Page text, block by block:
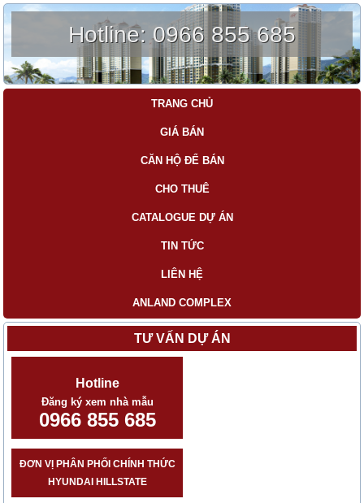
Hotline:0966 855 685
TRANG CHỦ
GIÁ BÁN
CĂN HỘ ĐỂ BÁN
CHO THUÊ
CATALOGUE DỰ ÁN
TIN TỨC
LIÊN HỆ
ANLAND COMPLEX
TƯ VẤN DỰ ÁN
Hotline
Đăng ký xem nhà mẫu
0966 855 685
ĐƠN VỊ PHÂN PHỐI CHÍNH THỨC
HYUNDAI HILLSTATE